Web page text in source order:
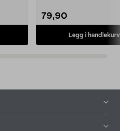
79,90
Legg i handlekurv